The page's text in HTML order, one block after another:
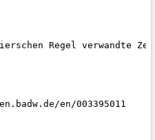
Regel verwandte
en/003395011